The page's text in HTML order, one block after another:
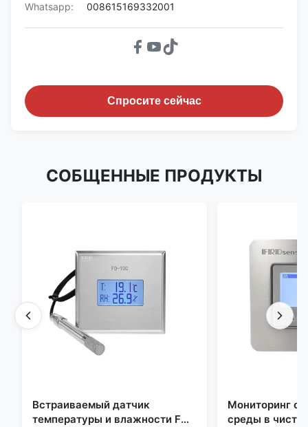
Whatsapp:
008615169332001
Спросите сейчас
СОБЩЕННЫЕ ПРОДУКТЫ
Встраиваемый датчик
температуры и влажности FD-
Мониторинг
среды в